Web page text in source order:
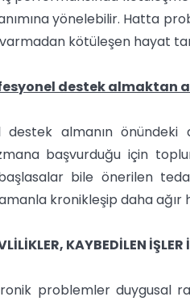
yönelebilir. Hatta
kötüleşen hayat
destek almaktan
destek almanın
başvurduğu için
bile önerilen
kronikleşip daha
KAYBEDİLEN
problemler duygusal